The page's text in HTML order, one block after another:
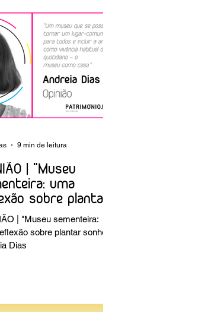
| "Museu
uma
sobre plantar
Andreia Dias
| "Museu sementeira:
sobre plantar sonhos"
Dias
9 min de leitura